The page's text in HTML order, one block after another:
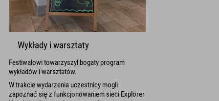
Wykłady i warsztaty
Festiwalowi towarzyszył bogaty program
wykładów i warsztatów.
W trakcie wydarzenia uczestnicy mogli
zapoznać się z funkcjonowaniem sieci Explorer